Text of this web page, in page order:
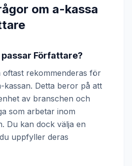
om a-kassa
Författare?
oftast rekommenderas för
kassan. Detta beror på att
av branschen och
som arbetar inom
Du kan dock välja en
uppfyller deras